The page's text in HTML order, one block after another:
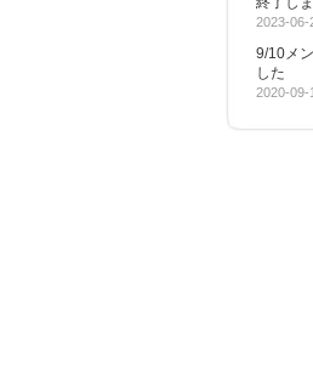
2023-06-
9/10メ
した
2020-09-